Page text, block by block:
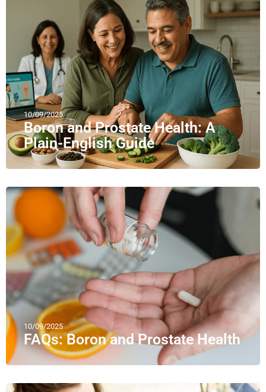
10/09/2025
Boron and Prostate Health: A
Plain-English Guide
10/09/2025
FAQs: Boron and Prostate Health